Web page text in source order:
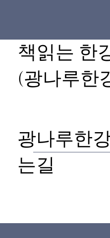
책읽는 한
(광나루한
광나루한
는길